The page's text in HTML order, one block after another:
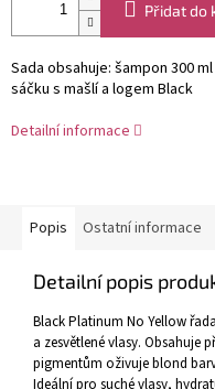
Přidat do
Sada obsahuje: šampon 300
sáčku s mašlí a logem Black
Detailní informace
Popis Ostatní informace
Detailní popis
Black Platinum No Yellow
a zesvětlené vlasy. Obsahuje
pigmentům oživuje blond
Ideální pro suché vlasy,